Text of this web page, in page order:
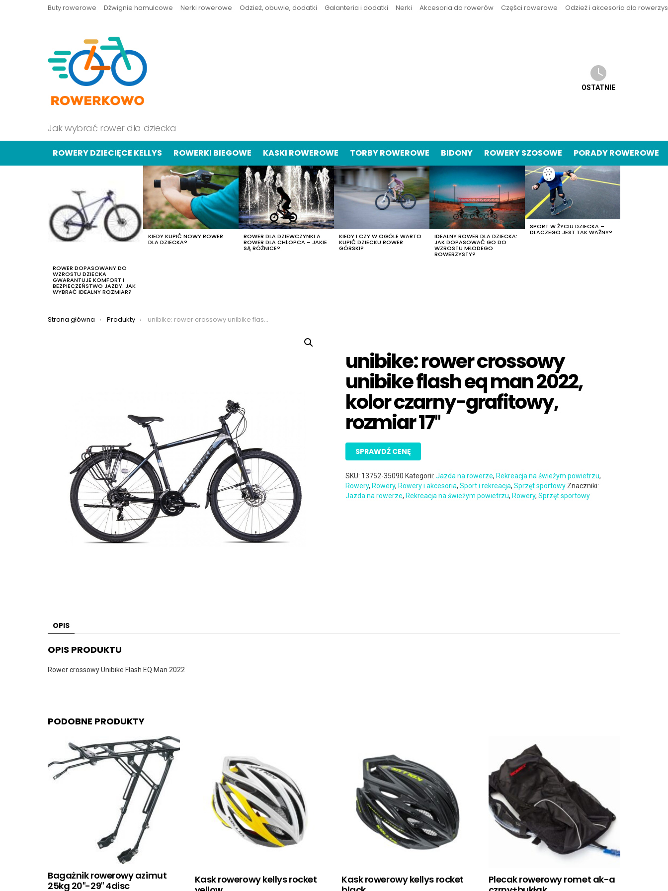
Buty rowerowe Dźwignie hamulcowe Nerki rowerowe Odzież, obuwie, dodatki Galanteria i dodatki Nerki Akcesoria do rowerów Części rowerowe Odzież i akcesoria dla
Jak wybrać rower dla dziecka
OSTATNIE
ROWERY DZIECIĘCE KELLYS ROWERKI BIEGOWE KASKI ROWEROWE TORBY ROWEROWE BIDONY ROWERY SZOSOWE PORADY ROWEROWE
ROWER DOPASOWANY DO
WZROSTU DZIECKA
GWARANTUJE KOMFORT I
BEZPIECZEŃSTWO JAZDY. JAK
WYBRAĆ IDEALNY ROZMIAR?
KIEDY KUPIĆ NOWY ROWER
DLA DZIECKA?
ROWER DLA DZIEWCZYNKI A
ROWER DLA CHŁOPCA – JAKIE
SĄ RÓŻNICE?
KIEDY I CZY W OGÓLE WARTO
KUPIĆ DZIECKU ROWER
GÓRSKI?
IDEALNY ROWER DLA DZIECKA:
JAK DOPASOWAĆ GO DO
WZROSTU MŁODEGO
ROWERZYSTY?
SPORT W ŻYCIU DZIECKA –
DLACZEGO JEST TAK WAŻNY?
Jesteś tutaj:
Strona główna Produkty unibike: rower crossowy unibike flash eq man 2022, kolor czarny-grafitowy, rozmiar 17″
unibike: rower crossowy
unibike flash eq man 2022,
kolor czarny-grafitowy,
rozmiar 17″
SPRAWDŹ CENĘ
SKU: 13752-35090 Kategorii:Jazda na rowerze, Rekreacja na świeżym powietrzu,
Rowery, Rowery, Rowery i akcesoria,Sport i rekreacja,Sprzęt sportowy Znaczniki:
Jazda na rowerze, Rekreacja na świeżym powietrzu, Rowery,Sprzęt sportowy
OPIS
OPIS PRODUKTU
Rower crossowy Unibike Flash EQ Man 2022
PODOBNE PRODUKTY
Bagażnik rowerowy azimut
25kg 20″-29″ 4disc
Kask rowerowy kellys rocket
Kask rowerowy kellys rocket
Plecak rowerowy romet ak-a